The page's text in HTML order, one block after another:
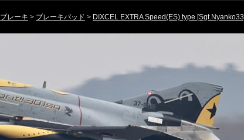
ブレーキ > ブレーキパッド > DIXCEL EXTRA Speed(ES) type